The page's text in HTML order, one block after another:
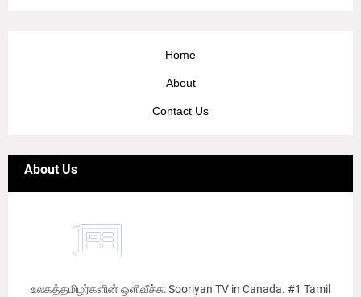
Home
About
Contact Us
About Us
உலகத்தமிழர்களின் ஒளிவீச்சு: Sooriyan TV in Canada. #1 Tamil